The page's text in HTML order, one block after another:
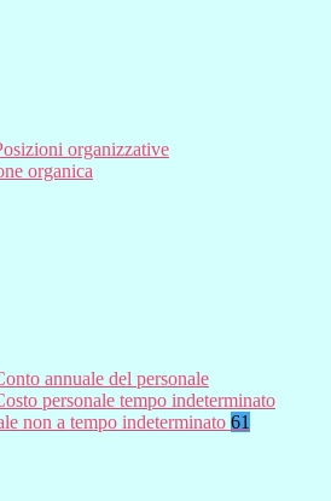
organizzative
organica
annuale del personale
personale tempo indeterminato
non a tempo indeterminato 61